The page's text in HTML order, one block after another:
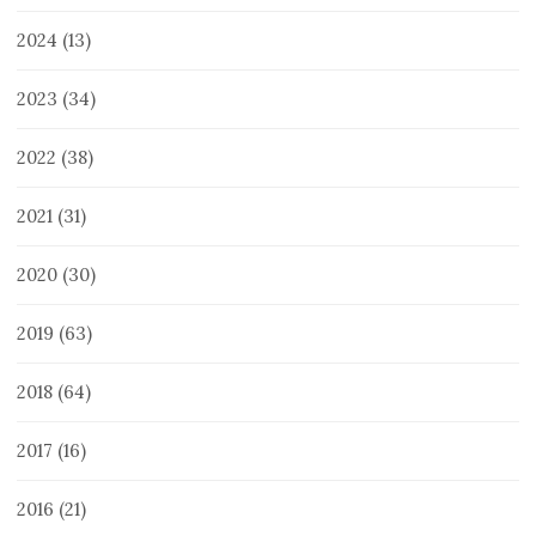
2024 (13)
2023 (34)
2022 (38)
2021 (31)
2020 (30)
2019 (63)
2018 (64)
2017 (16)
2016 (21)